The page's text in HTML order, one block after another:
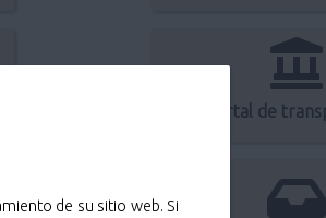
de su sitio web. Si
Portal de